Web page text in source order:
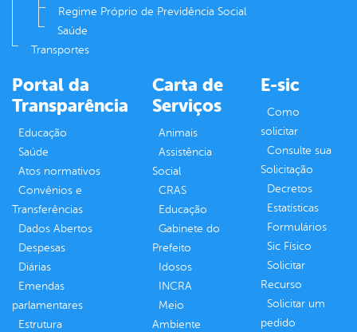
Regime Próprio de Previdência Social
Saúde
Transportes
Portal da
Transparência
Educação
Saúde
Atos normativos
Convênios e
Transferências
Dados Abertos
Despesas
Diárias
Emendas
parlamentares
Estrutura
Carta de
Serviços
Animais
Assistência
Social
CRAS
Educação
Gabinete do
Prefeito
Idosos
INCRA
Meio
Ambiente
E-sic
Como
solicitar
Consulte sua
Solicitação
Decretos
Estatísticas
Formulários
Sic Físico
Solicitar
Recurso
Solicitar um
pedido